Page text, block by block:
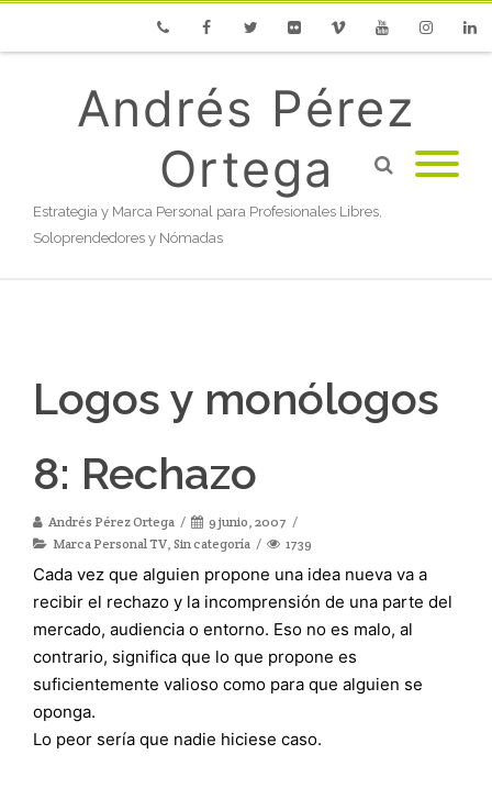
Andrés Pérez
Ortega
Estrategia y Marca Personal para Profesionales Libres,
Soloprendedores y Nómadas
Logos y monólogos
8: Rechazo
Andrés Pérez Ortega
9 junio, 2007
Marca Personal TV, Sin categoría 1739
Cada vez que alguien propone una idea nueva va a
recibir el rechazo y la incomprensión de una parte del
mercado, audiencia o entorno. Eso no es malo, al
contrario, significa que lo que propone es
suficientemente valioso como para que alguien se
oponga.
Lo peor sería que nadie hiciese caso.